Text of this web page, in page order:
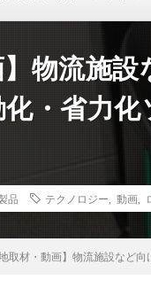
】物流施
・省力
品 テクノロジー 動画
地取材・動画】物流施設など